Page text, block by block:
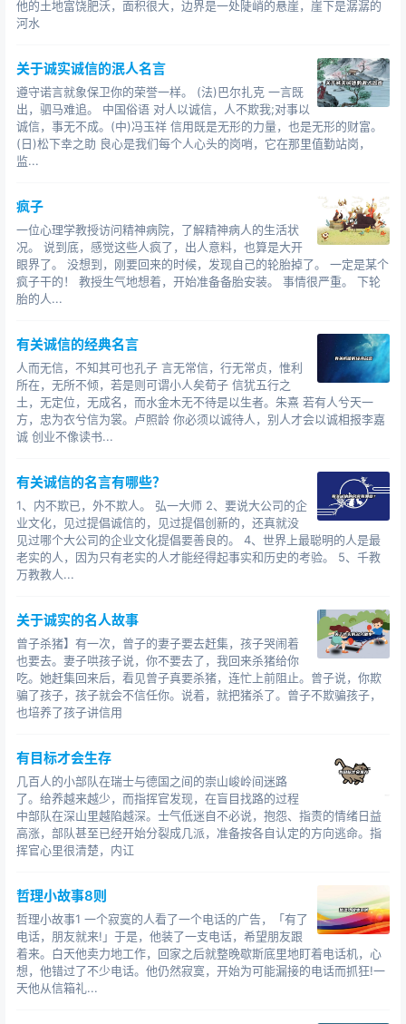
他的土地富饶肥沃，面积很大，边界是一处陡峭的悬崖，崖下是潺潺的
河水
关于诚实诚信的泯人名言
遵守诺言就象保卫你的荣誉一样。 (法)巴尔扎克 一言既
出，驷马难追。 中国俗语 对人以诚信，人不欺我;对事以
诚信，事无不成。(中)冯玉祥 信用既是无形的力量，也是无形的财富。
(日)松下幸之助 良心是我们每个人心头的岗哨，它在那里值勤站岗，
监...
疯子
一位心理学教授访问精神病院，了解精神病人的生活状
况。 说到底，感觉这些人疯了，出人意料，也算是大开
眼界了。 没想到，刚要回来的时候，发现自己的轮胎掉了。 一定是某个
疯子干的！ 教授生气地想着，开始准备备胎安装。 事情很严重。 下轮
胎的人...
有关诚信的经典名言
人而无信，不知其可也孔子 言无常信，行无常贞，惟利
所在，无所不倾，若是则可谓小人矣荀子 信犹五行之
土，无定位，无成名，而水金木无不待是以生者。朱熹 若有人兮天一
方，忠为衣兮信为裳。卢照龄 你必须以诚待人，别人才会以诚相报李嘉
诚 创业不像读书...
有关诚信的名言有哪些？
1、内不欺已，外不欺人。 弘一大师 2、要说大公司的企
业文化，见过提倡诚信的，见过提倡创新的，还真就没
见过哪个大公司的企业文化提倡要善良的。 4、世界上最聪明的人是最
老实的人，因为只有老实的人才能经得起事实和历史的考验。 5、千教
万教教人...
关于诚实的名人故事
曾子杀猪】有一次，曾子的妻子要去赶集，孩子哭闹着
也要去。妻子哄孩子说，你不要去了，我回来杀猪给你
吃。她赶集回来后，看见曾子真要杀猪，连忙上前阻止。曾子说，你欺
骗了孩子，孩子就会不信任你。说着，就把猪杀了。曾子不欺骗孩子，
也培养了孩子讲信用
有目标才会生存
几百人的小部队在瑞士与德国之间的崇山峻岭间迷路
了。给养越来越少，而指挥官发现，在盲目找路的过程
中部队在深山里越陷越深。士气低迷自不必说，抱怨、指责的情绪日益
高涨，部队甚至已经开始分裂成几派，准备按各自认定的方向逃命。指
挥官心里很清楚，内讧
哲理小故事8则
哲理小故事1 一个寂寞的人看了一个电话的广告，「有了
电话，朋友就来!」于是，他装了一支电话，希望朋友跟
着来。白天他卖力地工作，回家之后就整晚歇斯底里地盯着电话机，心
想，他错过了不少电话。他仍然寂寞，开始为可能漏接的电话而抓狂!一
天他从信箱礼...